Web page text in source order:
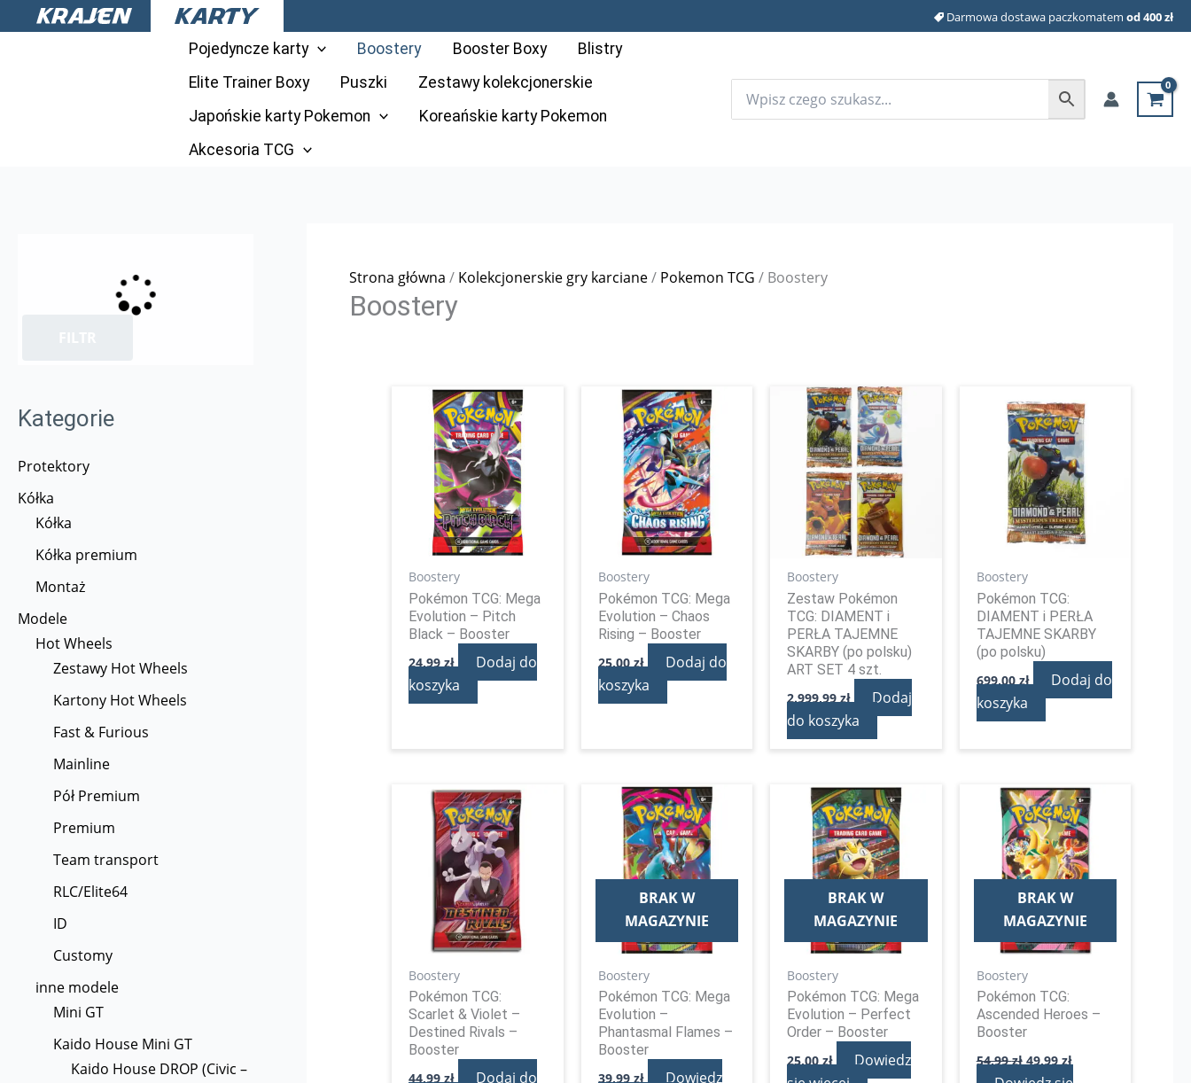
Przejdź
do
Darmowa dostawa paczkomatem od 400 zł
Pojedyncze karty Boostery Booster Boxy
Blistry
Elite Trainer Boxy
Puszki
Zestawy kolekcjonerskie
Japońskie karty Pokemon
Koreańskie karty Pokemon
Akcesoria TCG
Kategorie
Protektory
Kółka
Kółka
Kółka premium
Montaż
Modele
Hot Wheels
Zestawy Hot Wheels
Kartony Hot Wheels
Fast & Furious
Mainline
Pół Premium
Premium
Team transport
RLC/Elite64
ID
Customy
inne modele
Mini GT
Kaido House Mini GT
Kaido House DROP (Civic –
Strona główna / Kolekcjonerskie gry karciane/ Pokemon TCG / Boostery
Boostery
Boostery
Pokémon TCG: Mega
Evolution – Pitch
Black – Booster
24,99zł
Dodaj do
koszyka
Boostery
Pokémon TCG: Mega
Evolution – Chaos
Rising – Booster
25,00zł
Dodaj do
koszyka
Boostery
Zestaw Pokémon
TCG: DIAMENT i
PERŁA TAJEMNE
SKARBY (po polsku)
ART SET 4 szt.
2.999,99zł
Dodaj
do koszyka
Boostery
Pokémon TCG:
DIAMENT i PERŁA
TAJEMNE SKARBY
(po polsku)
699,00zł
Dodaj do
koszyka
Boostery
Pokémon TCG:
Scarlet & Violet –
Destined Rivals –
Booster
44,99zł
Dodaj do
BRAK W
MAGAZYNIE
Boostery
Pokémon TCG: Mega
Evolution –
Phantasmal Flames –
Booster
39,99zł
Dowiedz
BRAK W
MAGAZYNIE
Boostery
Pokémon TCG: Mega
Evolution – Perfect
Order – Booster
25,00zł
Dowiedz
BRAK W
MAGAZYNIE
Boostery
Pokémon TCG:
Ascended Heroes –
Booster
54,99zł
Pierwotna
cena
wynosiła:
54,99 zł.
49,99zł
Aktualna
cena
wynosi:
49,99 zł.